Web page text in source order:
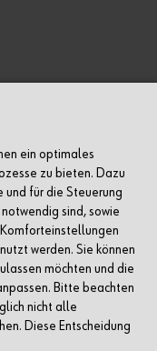
in Ihrer Nähe:
Freiberufler
an Verbraucher im
in € zzgl. MwSt.
Druckfehler
ein optimales
zu bieten. Dazu
und für die Steuerung
sind, sowie
werden. Sie können
möchten und die
Bitte beachten
nicht alle
Diese Entscheidung